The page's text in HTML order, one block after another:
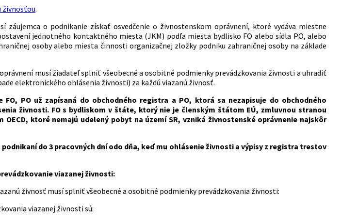
živnosťou.
záujemca o podnikanie získať osvedčenie o živnostenskom oprávnení, ktoré vydáva miestne
jednotného kontaktného miesta (JKM) podľa miesta bydlisko FO alebo sídla PO, alebo
osoby alebo miesta činnosti organizačnej zložky podniku zahraničnej osoby na základe
musí žiadateľ splniť všeobecné a osobitné podmienky prevádzkovania živnosti a uhradiť
elektronického ohlásenia živnosti) za každú viazanú živnosť.
PO už zapísaná do obchodného registra a PO, ktorá sa nezapisuje do obchodného
živnosti. FO s bydliskom v štáte, ktorý nie je členským štátom EÚ, zmluvnou stranou
ktoré nemajú udelený pobyt na území SR, vzniká živnostenské oprávnenie najskôr
do 3 pracovných dní odo dňa, keď mu ohlásenie živnosti a výpisy z registra trestov
viazanej živnosti:
živnosť musí splniť všeobecné a osobitné podmienky prevádzkovania živnosti:
viazanej živnosti sú: